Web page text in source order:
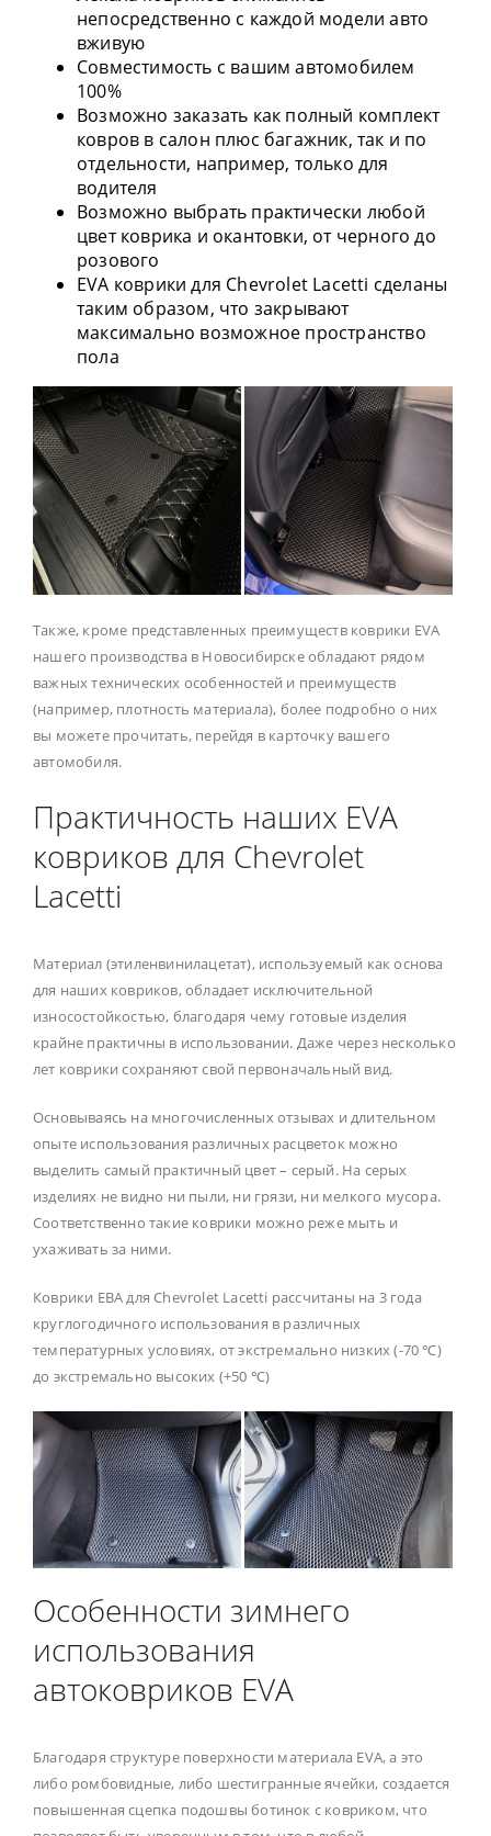
непосредственно с каждой модели авто
вживую
Совместимость с вашим автомобилем
100%
Возможно заказать как полный комплект
ковров в салон плюс багажник, так и по
отдельности, например, только для
водителя
Возможно выбрать практически любой
цвет коврика и окантовки, от черного до
розового
EVA коврики для Chevrolet Lacetti сделаны
таким образом, что закрывают
максимально возможное пространство
пола
Также, кроме представленных преимуществ коврики EVA
нашего производства в Новосибирске обладают рядом
важных технических особенностей и преимуществ
(например, плотность материала), более подробно о них
вы можете прочитать, перейдя в карточку вашего
автомобиля.
Практичность наших EVA
ковриков для Chevrolet
Lacetti
Материал (этиленвинилацетат), используемый как основа
для наших ковриков, обладает исключительной
износостойкостью, благодаря чему готовые изделия
крайне практичны в использовании. Даже через несколько
лет коврики сохраняют свой первоначальный вид.
Основываясь на многочисленных отзывах и длительном
опыте использования различных расцветок можно
выделить самый практичный цвет – серый. На серых
изделиях не видно ни пыли, ни грязи, ни мелкого мусора.
Соответственно такие коврики можно реже мыть и
ухаживать за ними.
Коврики ЕВА для Chevrolet Lacetti рассчитаны на 3 года
круглогодичного использования в различных
температурных условиях, от экстремально низких (-70 ℃)
до экстремально высоких (+50 ℃)
Особенности зимнего
использования
автоковриков EVA
Благодаря структуре поверхности материала EVA, а это
либо ромбовидные, либо шестигранные ячейки, создается
повышенная сцепка подошвы ботинок с ковриком, что